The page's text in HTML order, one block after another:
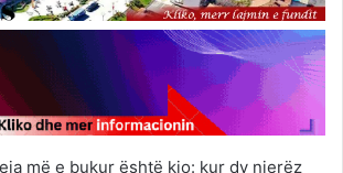
më e bukur është kjo: kur dy njerëz